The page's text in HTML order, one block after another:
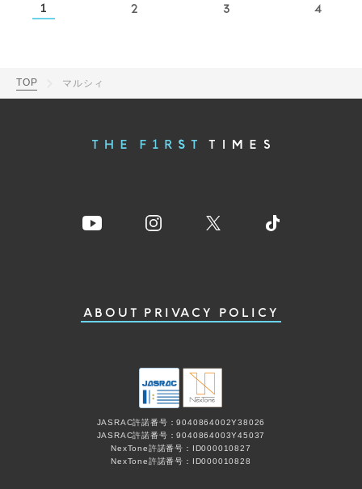
1 2 3 4
TOP マルシィ
ABOUT PRIVACY POLICY
JASRAC許諾番号：9040864002Y38026
JASRAC許諾番号：9040864003Y45037
NexTone許諾番号：ID000010827
NexTone許諾番号：ID000010828